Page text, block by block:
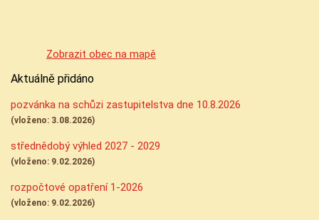
Zobrazit obec na mapě
Aktuálně přidáno
pozvánka na schůzi zastupitelstva dne 10.8.2026
(vloženo: 3.08.2026)
střednědobý výhled 2027 - 2029
(vloženo: 9.02.2026)
rozpočtové opatření 1-2026
(vloženo: 9.02.2026)